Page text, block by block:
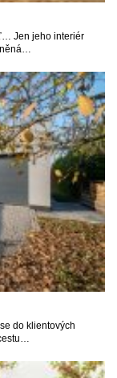
Jen jeho interiér
do klientových